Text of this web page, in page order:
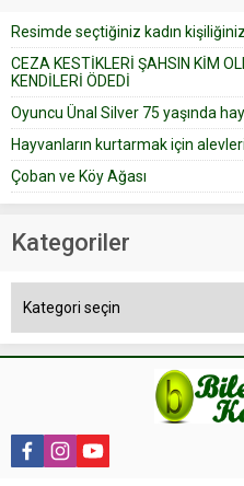
Resimde seçtiğiniz kadın
CEZA KESTİKLERİ ŞAHSIN KİM
KENDİLERİ ÖDEDİ
Oyuncu Ünal Silver 75 yaşında
Hayvanların kurtarmak için
Çoban ve Köy Ağası
Kategoriler